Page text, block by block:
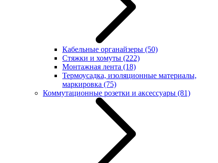
Кабельные органайзеры (50)
Стяжки и хомуты (222)
Монтажная лента (18)
Термоусадка, изоляционные материалы,
маркировка (75)
Коммутационные розетки и аксессуары (81)